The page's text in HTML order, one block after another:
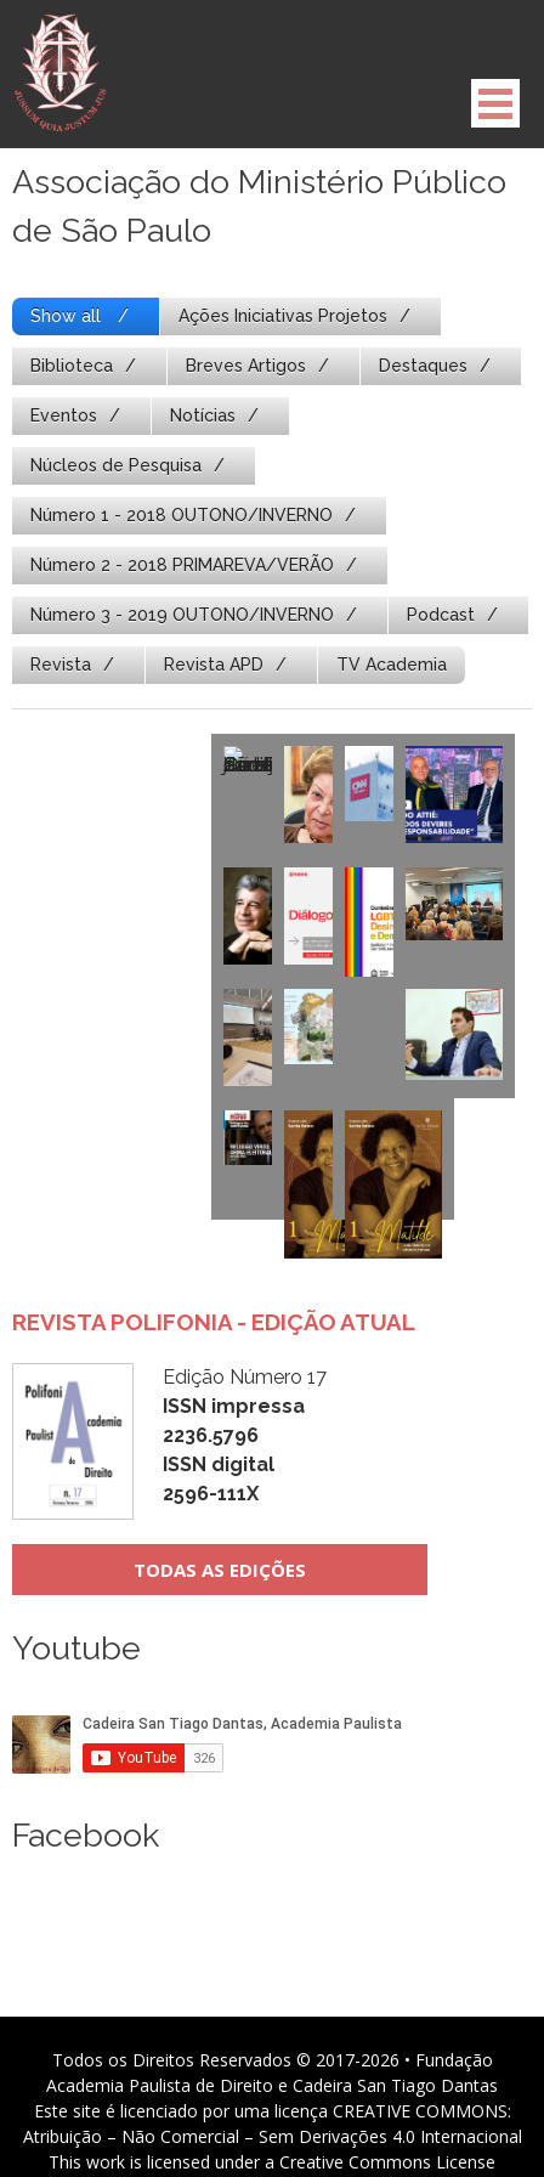
para
conteúdo
Associação do Ministério Público
de São Paulo
Show all Ações Iniciativas Projetos
Biblioteca Breves Artigos Destaques
Eventos Notícias
Núcleos de Pesquisa
Número 1 - 2018 OUTONO/INVERNO
Número 2 - 2018 PRIMAREVA/VERÃO
Número 3 - 2019 OUTONO/INVERNO Podcast
Revista Revista APD TV Academia
REVISTA POLIFONIA - EDIÇÃO ATUAL
Edição Número 17
ISSN impressa
2236.5796
ISSN digital
2596-111X
TODAS AS EDIÇÕES
Youtube
Facebook
Todos os Direitos Reservados © 2017-2026 • Fundação
Academia Paulista de Direito e Cadeira San Tiago Dantas
Este site é licenciado por uma licença CREATIVE COMMONS:
Atribuição – Não Comercial – Sem Derivações 4.0 Internacional
This work is licensed under a Creative Commons License